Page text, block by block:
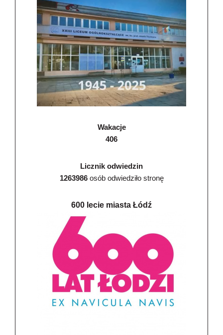
Wakacje
406
Licznik odwiedzin
1263986osób odwiedziło stronę
600 lecie miasta Łódź